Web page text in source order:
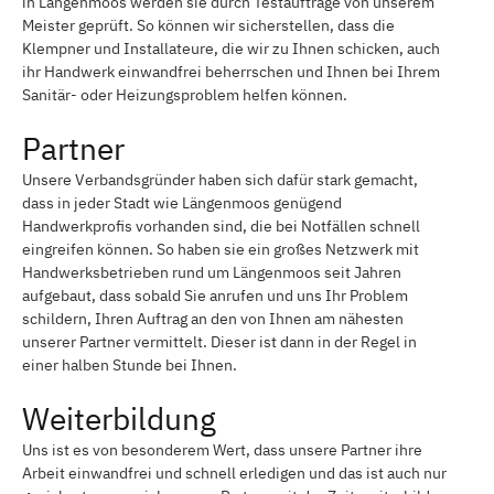
Meister geprüft. So können wir sicherstellen, dass die
Klempner und Installateure, die wir zu Ihnen schicken, auch
ihr Handwerk einwandfrei beherrschen und Ihnen bei Ihrem
Sanitär- oder Heizungsproblem helfen können.
Partner
Unsere Verbandsgründer haben sich dafür stark gemacht,
dass in jeder Stadt wie Längenmoos genügend
Handwerkprofis vorhanden sind, die bei Notfällen schnell
eingreifen können. So haben sie ein großes Netzwerk mit
Handwerksbetrieben rund um Längenmoos seit Jahren
aufgebaut, dass sobald Sie anrufen und uns Ihr Problem
schildern, Ihren Auftrag an den von Ihnen am nähesten
unserer Partner vermittelt. Dieser ist dann in der Regel in
einer halben Stunde bei Ihnen.
Weiterbildung
Uns ist es von besonderem Wert, dass unsere Partner ihre
Arbeit einwandfrei und schnell erledigen und das ist auch nur